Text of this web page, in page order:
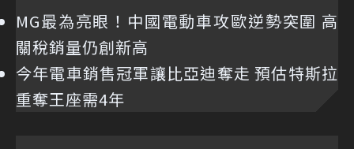
MG最為亮眼！中國電動車攻歐逆勢突圍 高
關稅銷量仍創新高
今年電車銷售冠軍讓比亞迪奪走 預估特斯拉
重奪王座需4年